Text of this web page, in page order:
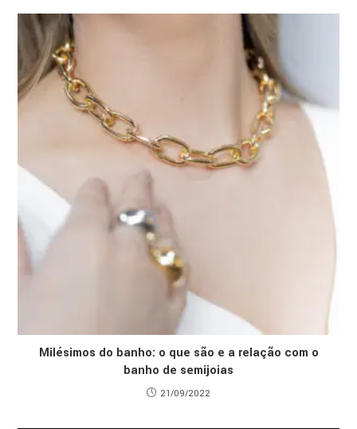
Milésimos do banho: o que são e a relação com o
banho de semijoias
21/09/2022